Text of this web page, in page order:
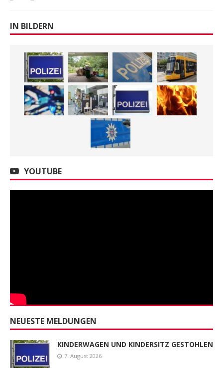
IN BILDERN
YOUTUBE
NEUESTE MELDUNGEN
KINDERWAGEN UND KINDERSITZ GESTOHLEN
7. August 2026